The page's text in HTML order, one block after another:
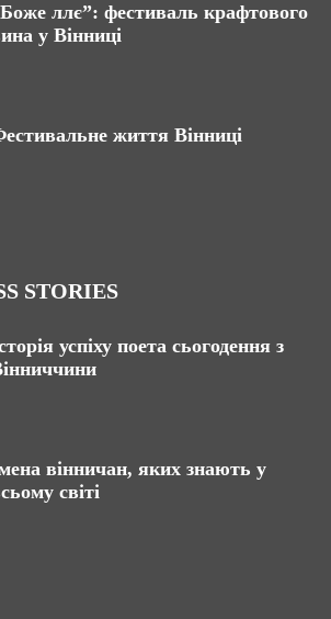
ллє”: фестиваль крафтового
у Вінниці
життя Вінниці
STORIES
успіху поета сьогодення з
вінничан, яких знають у
світі